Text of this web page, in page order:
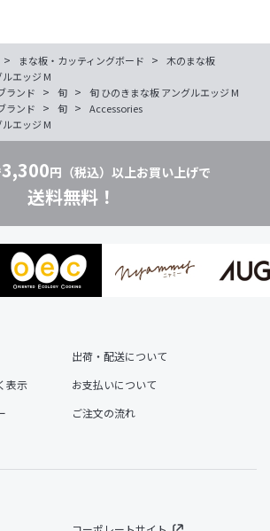
> まな板・カッティングボード > 木のまな板
エッジ M
ランド > 旬 >
旬 ひのきまな板 アングルエッジ M
ランド > 旬 > Accessories
エッジ M
3,300円（税込）以上お買い上げで
送料無料！
出荷・配送について
表示
お支払いについて
ご注文の流れ